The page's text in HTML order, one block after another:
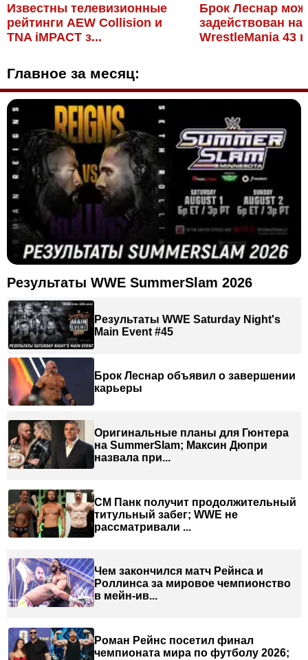
Известны телевизионные
рейтинги AEW Collision и
TNA iMPACT з...
Брок Леснар
задействован на
WrestleMania 43
Главное за месяц:
Результаты WWE SummerSlam 2026
Результаты WWE Saturday Night's
Main Event #45
Брок Леснар объявил о завершении
карьеры
Оригинальные планы для Гюнтера
на SummerSlam; Максин Дюпри
назвала при...
СМ Панк получит продолжительный
титульный забег; WWE не
рассматривали ...
Чем закончился матч Рейнса и
Роллинса за мировое чемпионство
в мейн-ив...
Роман Рейнс посетил финал
чемпионата мира по футболу 2026;